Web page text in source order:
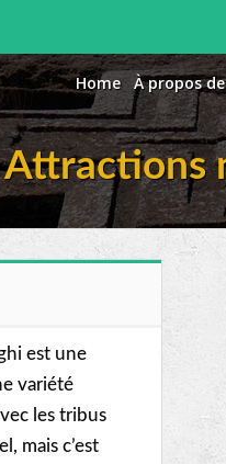
Home À propos
Attractions
est une
variété
les tribus
mais c’est